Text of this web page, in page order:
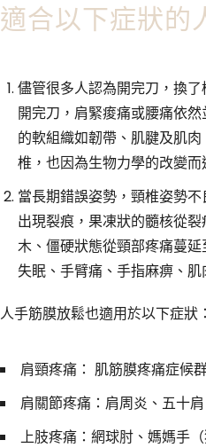
適合以下症狀的
儘管很多人認為開完刀，換
開完刀，肩緊痠痛或腰痛依
的軟組織如韌帶、肌腱及肌
椎，也因為生物力學的改變
當長期錯誤姿勢，頸椎姿勢
出現裂痕，果凍狀的髓核從
木、僵硬狀態從頸部疼痛蔓
失眠、手臂痛、手指麻痹、肌
人手筋膜放鬆也適用於以下症狀：
肩頸疼痛 ：肌筋膜疼痛症候
肩關節疼痛：肩周炎、五十肩
上肢疼痛 ：網球肘、媽媽手